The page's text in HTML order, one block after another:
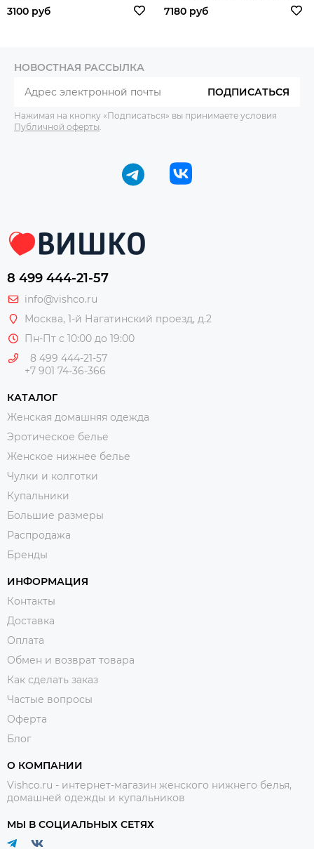
3100 руб
Chiara
7180 руб
НОВОСТНАЯ РАССЫЛКА
ПОДПИСАТЬСЯ
Нажимая на кнопку «Подписаться» вы принимаете условия
Публичной оферты
8 499 444-21-57
info@vishco.ru
Москва, 1-й Нагатинский проезд, д.2
Пн-Пт с 10:00 до 19:00
8 499 444-21-57
+7 901 74-36-366
КАТАЛОГ
Женская домашняя одежда
Эротическое белье
Женское нижнее белье
Чулки и колготки
Купальники
Большие размеры
Распродажа
Бренды
ИНФОРМАЦИЯ
Контакты
Доставка
Оплата
Обмен и возврат товара
Как сделать заказ
Частые вопросы
Оферта
Блог
О КОМПАНИИ
Vishco.ru - интернет-магазин женского нижнего белья,
домашней одежды и купальников
МЫ В СОЦИАЛЬНЫХ СЕТЯХ